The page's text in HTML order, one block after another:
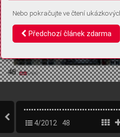
4/2012 48
Nebo pokračujte ve čtení
Předchozí článek zdarma